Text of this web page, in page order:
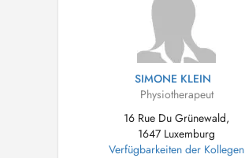
SIMONE KLEIN
Physiotherapeut
16 Rue Du Grünewald,
1647 Luxemburg
Verfügbarkeiten der Kollegen